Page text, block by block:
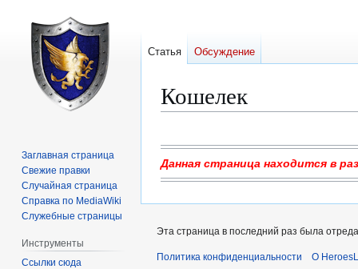
Кошелек
к
навигации
к
поиску
Данная страница находится в
Статья Обсуждение
Заглавная страница
Свежие правки
Случайная страница
Справка по MediaWiki
Служебные страницы
Инструменты
Ссылки сюда
Эта страница в последний раз была
Политика конфиденциальности О